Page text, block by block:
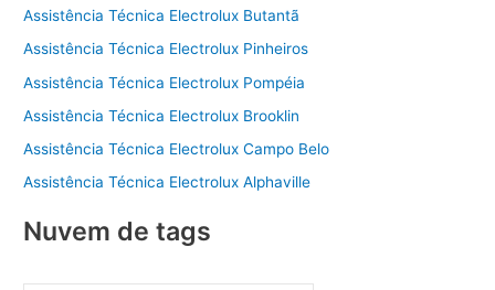
Assistência Técnica Electrolux Butantã
Assistência Técnica Electrolux Pinheiros
Assistência Técnica Electrolux Pompéia
Assistência Técnica Electrolux Brooklin
Assistência Técnica Electrolux Campo Belo
Assistência Técnica Electrolux Alphaville
Nuvem de tags